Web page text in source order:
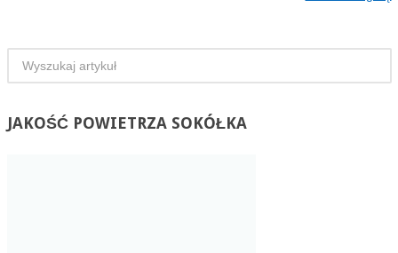
JAKOŚĆPOWIETRZA SOKÓŁKA